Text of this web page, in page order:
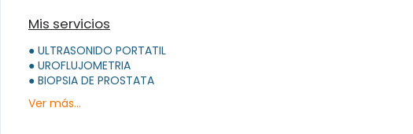
Mis servicios
● ULTRASONIDO PORTATIL
● UROFLUJOMETRIA
● BIOPSIA DE PROSTATA
Ver más...